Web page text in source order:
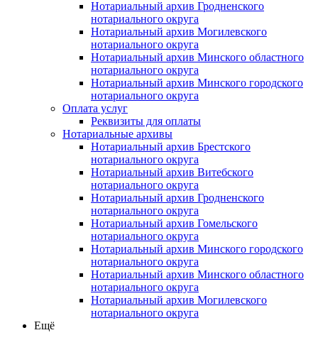
Нотариальный архив Гродненского
нотариального округа
Нотариальный архив Могилевского
нотариального округа
Нотариальный архив Минского областного
нотариального округа
Нотариальный архив Минского городского
нотариального округа
Оплата услуг
Реквизиты для оплаты
Нотариальные архивы
Нотариальный архив Брестского
нотариального округа
Нотариальный архив Витебского
нотариального округа
Нотариальный архив Гродненского
нотариального округа
Нотариальный архив Гомельского
нотариального округа
Нотариальный архив Минского городского
нотариального округа
Нотариальный архив Минского областного
нотариального округа
Нотариальный архив Могилевского
нотариального округа
Ещё